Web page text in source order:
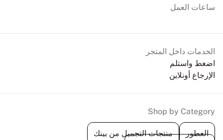
الخدمات داخل المتجر
اضغط واستلم
الإرجاع أونلاين
ساعات العمل
Shop by Category
العطور
منتجات التجميل من بينك